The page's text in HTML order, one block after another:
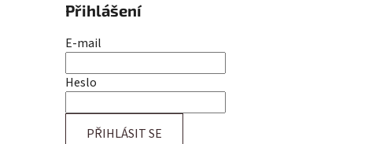
o
s
t
r
a
n
Přihlášení
E-mail
Heslo
PŘIHLÁSIT SE